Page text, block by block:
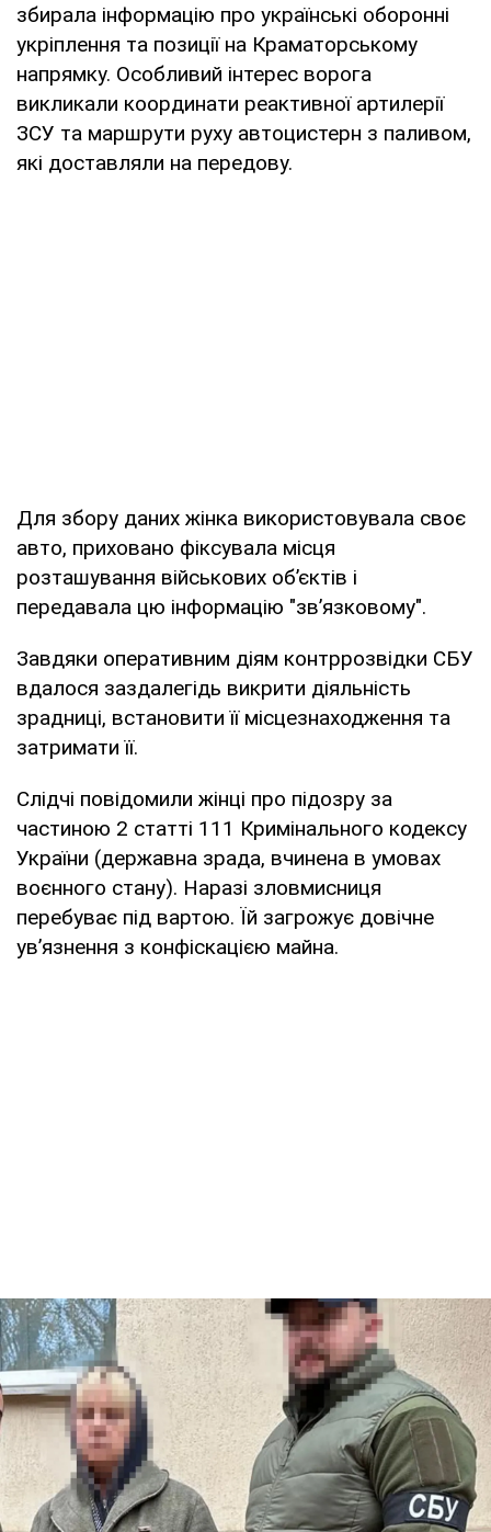
збирала інформацію про українські оборонні
укріплення та позиції на Краматорському
напрямку. Особливий інтерес ворога
викликали координати реактивної артилерії
ЗСУ та маршрути руху автоцистерн з паливом,
які доставляли на передову.
Для збору даних жінка використовувала своє
авто, приховано фіксувала місця
розташування військових об’єктів і
передавала цю інформацію "зв’язковому".
Завдяки оперативним діям контррозвідки СБУ
вдалося заздалегідь викрити діяльність
зрадниці, встановити її місцезнаходження та
затримати її.
Слідчі повідомили жінці про підозру за
частиною 2 статті 111 Кримінального кодексу
України (державна зрада, вчинена в умовах
воєнного стану). Наразі зловмисниця
перебуває під вартою. Їй загрожує довічне
ув’язнення з конфіскацією майна.